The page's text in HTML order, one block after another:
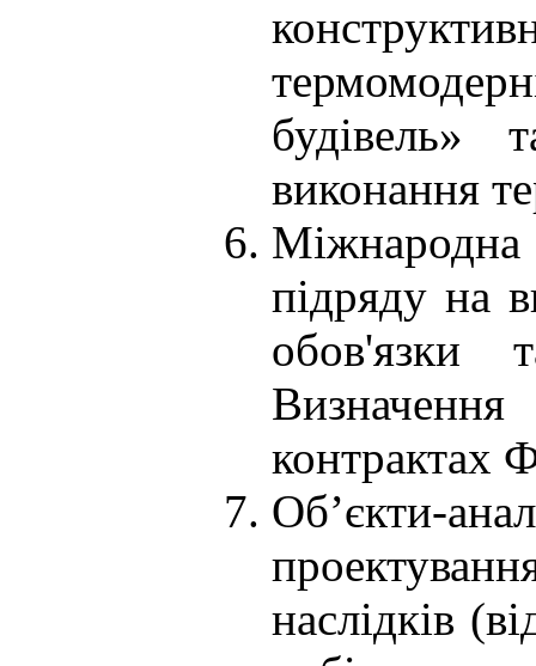
виконання
підряду на
обов'язки
контрактах
Об’єкти-
наслідків